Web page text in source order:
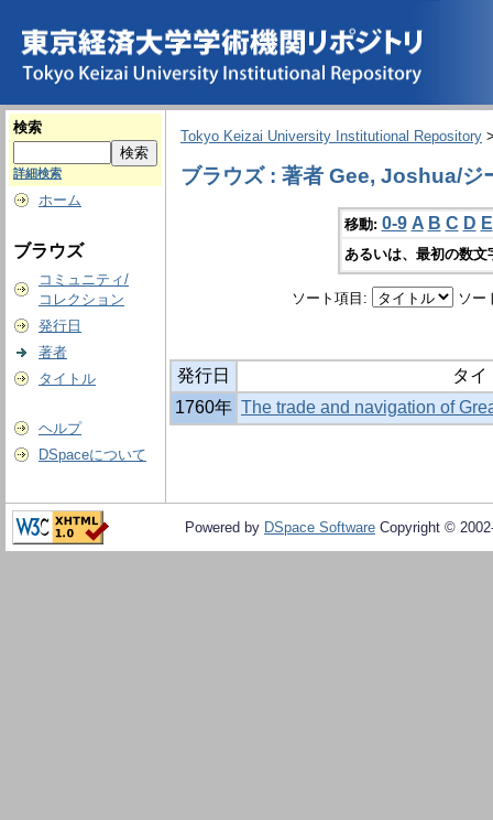
検索
詳細検索
ホーム
ブラウズ
コミュニティ/
コレクション
発行日
著者
タイトル
ヘルプ
DSpaceについて
Tokyo Keizai University Institutional Repository
ブラウズ : 著者 Gee, Joshua/ジ
移動: 0-9 A B C D E
あるいは、最初の数
ソート項目: ソー
発行日
タイ
1760年 The trade and navigation of
Powered by DSpace Software Copyright ©